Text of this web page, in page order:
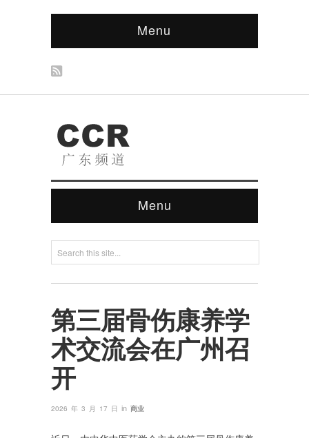
Menu
Menu
第三届骨伤康养学
术交流会在广州召
开
2026 年 3 月 17 日 in 商业